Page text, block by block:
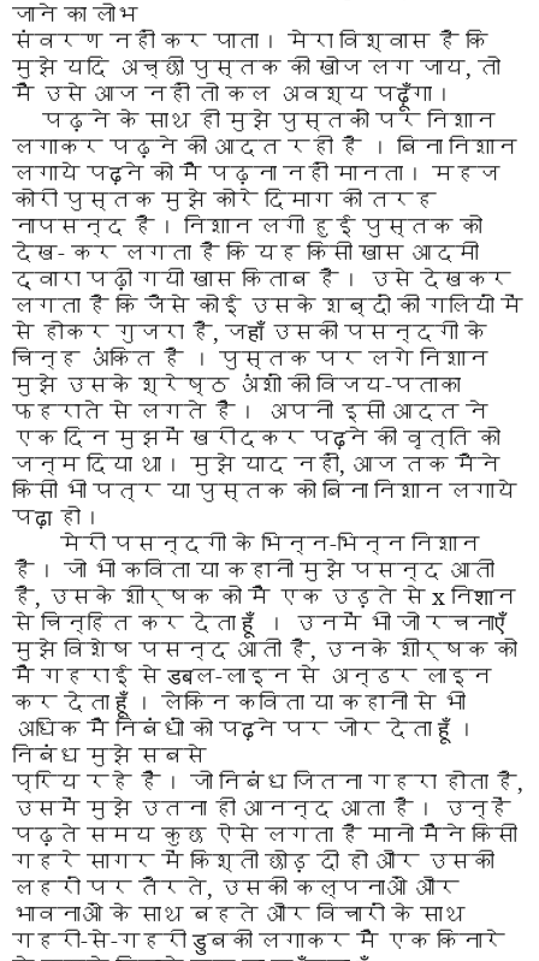
जाने का लोभ
संवरण नहीं कर पाता। मेरा विश्वास है कि
मुझे यदि अच्छी पुस्तक की खोज लग जाय, तो
मैं उसे आज नहीं तो कल अवश्य पढ़ूँगा।
पढ़ने के साथ ही मुझे पुस्तकों पर निशान
लगाकर पढ़ने की आदत रही है । बिना निशान
लगाये पढ़ने को मैं पढ़ना नहीं मानता। महज
कोरी पुस्तक मुझे कोरे दिमाग की तरह
नापसन्द है। निशान लगी हुई पुस्तक को
देख- कर लगता है कि यह किसी खास आदमी
द्वारा पढ़ी गयी खास किताब है। उसे देखकर
लगता है कि जैसे कोई उसके शब्दों की गलियों में
से होकर गुजरा है, जहाँउसकी पसन्दगी के
चिन्ह अंकित है । पुस्तक पर लगे निशान
मुझे उसके श्रेष्ठ अंशों की विजय-पताका
फहराते से लगते हैं। अपनी इसी आदत ने
एक दिन मुझमें खरीदकर पढ़ने की वृत्ति को
जन्म दिया था। मुझे याद नहीं, आज तक मैने
किसी भी पत्र या पुस्तक को बिना निशान लगाये
पढ़ा हो।
मेरी पसन्दगी के भिन्न-भिन्न निशान
है। जो भी कविता या कहानी मुझे पसन्द आती
है, उसके शीर्षक को मैं एक उड़ते से x निशान
से चिन्हित कर देताहूँ । उनमें भी जो रचनाएँ
मुझे विशेष पसन्द आती है, उनके शीर्षक को
मैं गहराई सेडबल-लाइन से अन्डर लाइन
कर देता हूँ । लेकिन कविता या कहानी से भी
अधिक मैं निबंधों को पढ़ने पर जोर देताहूँ ।
निबंध मुझे सबसे
प्रिय रहे हैं। जो निबंध जितना गहरा होता है,
उसमें मुझे उतना ही आनन्द आता है। उन्हें
पढ़ते समय कुछ ऐसे लगता है मानो मैंने किसी
गहरे सागर में किश्ती छोड़ दी हो और उसकी
लहरों पर तैरते, उसकी कल्पनाओं और
भावनाओं के साथ बहते और विचारों के साथ
गहरी-से-गहरीडुबकी लगाकर मैं एक किनारे